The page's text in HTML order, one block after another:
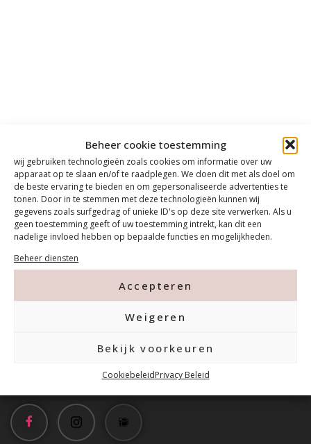
Beheer cookie toestemming
wij gebruiken technologieën zoals cookies om informatie over uw
apparaat op te slaan en/of te raadplegen. We doen dit met als doel om
de beste ervaring te bieden en om gepersonaliseerde advertenties te
tonen. Door in te stemmen met deze technologieën kunnen wij
gegevens zoals surfgedrag of unieke ID's op deze site verwerken. Als u
geen toestemming geeft of uw toestemming intrekt, kan dit een
nadelige invloed hebben op bepaalde functies en mogelijkheden.
Beheer diensten
Accepteren
Weigeren
Bekijk voorkeuren
CookiebeleidPrivacy Beleid
Contact
Tanthofdreef 7 2623 EW Delft